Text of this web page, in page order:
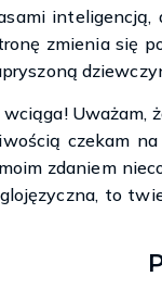
zmienia się
czekam
zdaniem
to